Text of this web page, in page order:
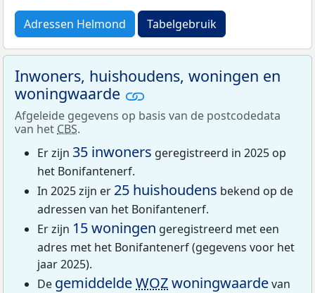
Adressen Helmond Tabelgebruik
Inwoners, huishoudens, woningen en
woningwaarde
Afgeleide gegevens op basis van de postcodedata
van het CBS.
Er zijn 35 inwoners geregistreerd in 2025 op
het Bonifantenerf.
In 2025 zijn er 25 huishoudens bekend op de
adressen van het Bonifantenerf.
Er zijn 15 woningen geregistreerd met een
adres met het Bonifantenerf (gegevens voor het
jaar 2025).
De gemiddeldeWOZwoningwaardevan